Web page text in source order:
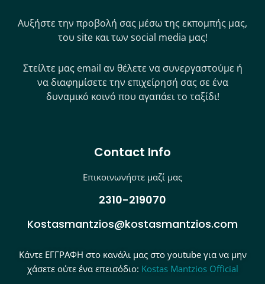
Αυξήστε την προβολή σας μέσω της εκπομπής μας,
του site και των social media μας!
Στείλτε μας email αν θέλετε να συνεργαστούμε ή
να διαφημίσετε την επιχείρησή σας σε ένα
δυναμικό κοινό που αγαπάει το ταξίδι!
Contact Info
Επικοινωνήστε μαζί μας
2310-219070
Kostasmantzios@kostasmantzios.com
Κάντε ΕΓΓΡΑΦΗ στο κανάλι μας στο youtube για να μην
χάσετε ούτε ένα επεισόδιο: Kostas Mantzios Official